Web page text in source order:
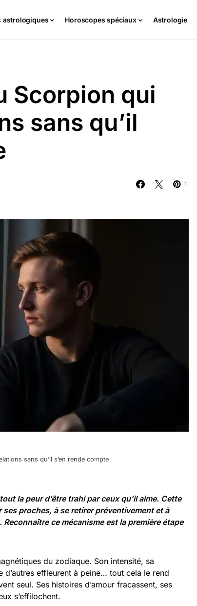
astrologiques Horoscopes spéciaux Astrologie
Scorpion qui
sans qu’il
1
sans qu’il s’en rende compte
la peur d’être trahi par ceux qu’il aime. Cette
proches, à se retirer préventivement et à
ce mécanisme est la première étape
du zodiaque. Son intensité, sa
effleurent à peine… tout cela le rend
seul. Ses histoires d’amour fracassent, ses
s’effilochent.